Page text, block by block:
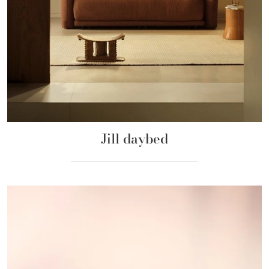
Jill daybed